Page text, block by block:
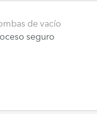
de vacío
seguro